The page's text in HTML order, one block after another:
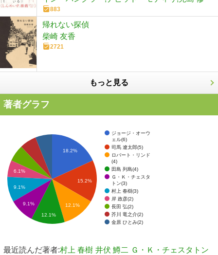
883
帰れない探偵
柴崎 友香
2721
もっと見る
著者グラフ
ジョージ・オーウ
ェル(6)
司馬 遼太郎(5)
ロバート・リンド
(4)
田島 列島(4)
Ｇ・Ｋ・チェスタ
トン(3)
村上 春樹(3)
岸 政彦(2)
長田 弘(2)
芥川 竜之介(2)
金原 ひとみ(2)
18.2%
15.2%
12.1%
6.1%
9.1%
9.1%
12.1%
最近読んだ著者:村上 春樹 井伏 鱒二 Ｇ・Ｋ・チェスタトン